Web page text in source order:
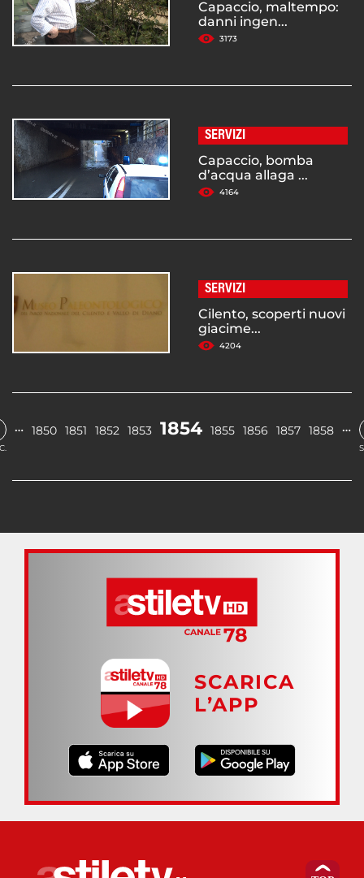
Capaccio, maltempo:
danni ingen...
3173
SERVIZI
Capaccio, bomba
d’acqua allaga ...
4164
SERVIZI
Cilento, scoperti nuovi
giacime...
4204
… 1850 1851 1852 1853 1854 1855 1856 1857 1858 …
SCARICA
L’APP